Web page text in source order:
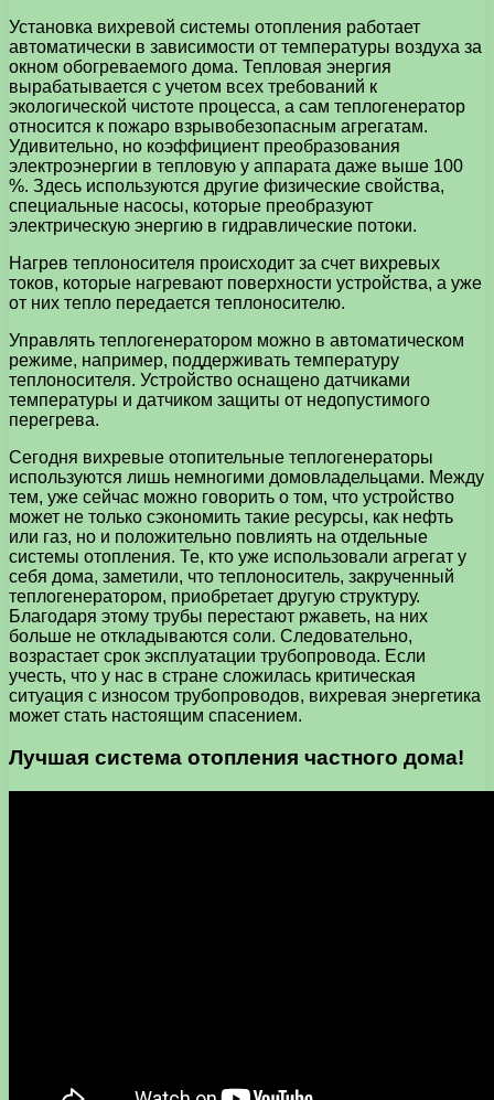
Установка вихревой системы отопления работает
автоматически в зависимости от температуры воздуха за
окном обогреваемого дома. Тепловая энергия
вырабатывается с учетом всех требований к
экологической чистоте процесса, а сам теплогенератор
относится к пожаро взрывобезопасным агрегатам.
Удивительно, но коэффициент преобразования
электроэнергии в тепловую у аппарата даже выше 100
%. Здесь используются другие физические свойства,
специальные насосы, которые преобразуют
электрическую энергию в гидравлические потоки.
Нагрев теплоносителя происходит за счет вихревых
токов, которые нагревают поверхности устройства, а уже
от них тепло передается теплоносителю.
Управлять теплогенератором можно в автоматическом
режиме, например, поддерживать температуру
теплоносителя. Устройство оснащено датчиками
температуры и датчиком защиты от недопустимого
перегрева.
Сегодня вихревые отопительные теплогенераторы
используются лишь немногими домовладельцами. Между
тем, уже сейчас можно говорить о том, что устройство
может не только сэкономить такие ресурсы, как нефть
или газ, но и положительно повлиять на отдельные
системы отопления. Те, кто уже использовали агрегат у
себя дома, заметили, что теплоноситель, закрученный
теплогенератором, приобретает другую структуру.
Благодаря этому трубы перестают ржаветь, на них
больше не откладываются соли. Следовательно,
возрастает срок эксплуатации трубопровода. Если
учесть, что у нас в стране сложилась критическая
ситуация с износом трубопроводов, вихревая энергетика
может стать настоящим спасением.
Лучшая система отопления частного дома!